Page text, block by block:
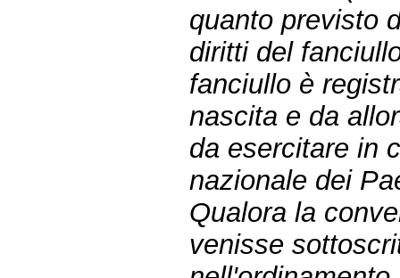
quanto previsto
diritti del
fanciullo è
nascita e da
da esercitare in
nazionale dei
Qualora la
venisse